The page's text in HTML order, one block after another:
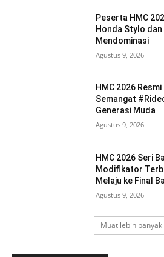
Peserta HMC
Honda Stylo
Mendominasi
Agustus 9, 2026
HMC 2026
Semangat
Generasi Muda
Agustus 9, 2026
HMC 2026 Seri
Modifikator
Melaju ke Final
Agustus 9, 2026
Muat lebih banyak